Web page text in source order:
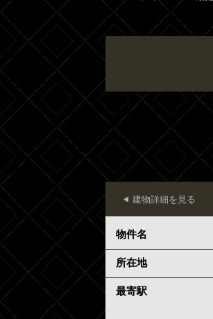
建物詳細を見る
物件名
所在地
最寄駅